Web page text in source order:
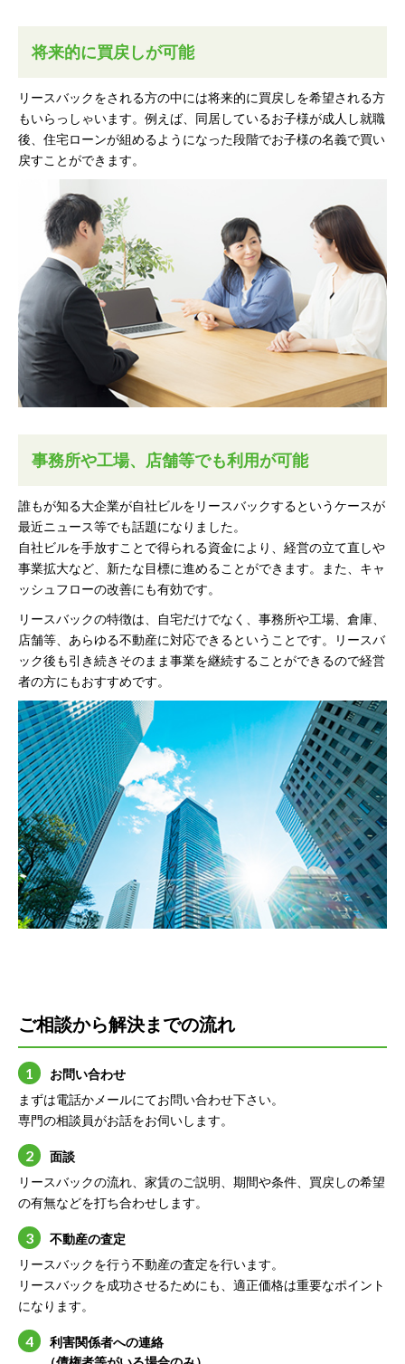
将来的に買戻しが可能
リースバックをされる方の中には将来的に買戻しを希望される方
もいらっしゃいます。例えば、同居しているお子様が成人し就職
後、住宅ローンが組めるようになった段階でお子様の名義で買い
戻すことができます。
事務所や工場、店舗等でも利用が可能
誰もが知る大企業が自社ビルをリースバックするというケースが
最近ニュース等でも話題になりました。
自社ビルを手放すことで得られる資金により、経営の立て直しや
事業拡大など、新たな目標に進めることができます。また、キャ
ッシュフローの改善にも有効です。
リースバックの特徴は、自宅だけでなく、事務所や工場、倉庫、
店舗等、あらゆる不動産に対応できるということです。リースバ
ック後も引き続きそのまま事業を継続することができるので経営
者の方にもおすすめです。
ご相談から解決までの流れ
お問い合わせ
まずは電話かメールにてお問い合わせ下さい。
専門の相談員がお話をお伺いします。
面談
リースバックの流れ、家賃のご説明、期間や条件、買戻しの希望
の有無などを打ち合わせします。
不動産の査定
リースバックを行う不動産の査定を行います。
リースバックを成功させるためにも、適正価格は重要なポイント
になります。
利害関係者への連絡